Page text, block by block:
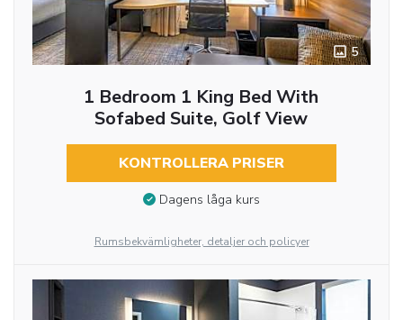
5
1 Bedroom 1 King Bed With
Sofabed Suite, Golf View
KONTROLLERA PRISER
Dagens låga kurs
Rumsbekvämligheter, detaljer och policyer